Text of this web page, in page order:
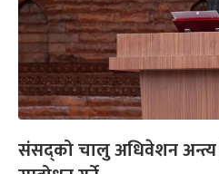
संसद्को चालु अधिवेशन अन्त्य